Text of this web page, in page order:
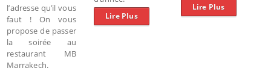
l’adresse qu’il vous
faut ! On vous
propose de passer
la soirée au
restaurant MB
Marrakech.
Lire Plus
Lire Plus